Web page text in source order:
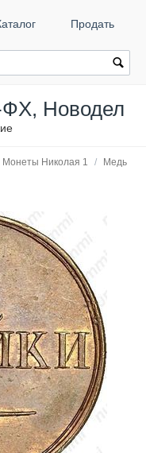
Продать
Новодел
Монеты Николая 1 /
Медь